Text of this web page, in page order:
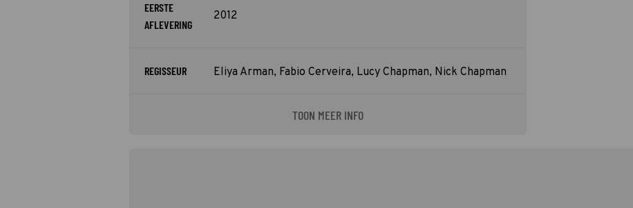
EERSTE
AFLEVERING
2012
REGISSEUR Eliya Arman, Fabio Cerveira, Lucy Chapman, Nick Chapman
TOON MEER INFO